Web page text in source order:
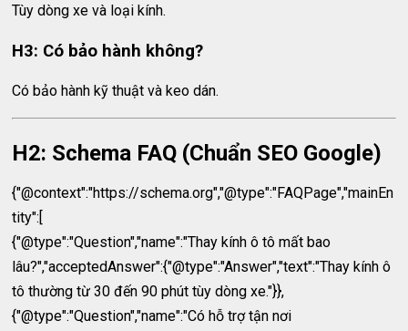
Tùy dòng xe và loại kính.
H3: Có bảo hành không?
Có bảo hành kỹ thuật và keo dán.
H2: Schema FAQ (Chuẩn SEO Google)
{"@context":"https://schema.org","@type":"FAQPage","mainEn
tity":[
{"@type":"Question","name":"Thay kính ô tô mất bao
lâu?","acceptedAnswer":{"@type":"Answer","text":"Thay kính ô
tô thường từ 30 đến 90 phút tùy dòng xe."}},
{"@type":"Question","name":"Có hỗ trợ tận nơi